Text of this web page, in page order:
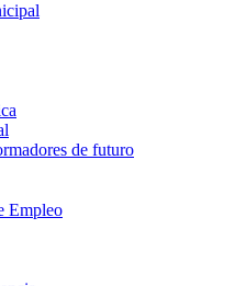
de futuro
Empleo